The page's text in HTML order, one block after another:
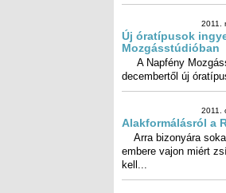
meditációban először
Magyar jógások a
annak mély filozófiai...
A fogyás lélektana
Arra bizonyára
embere vajon miért
messzire...